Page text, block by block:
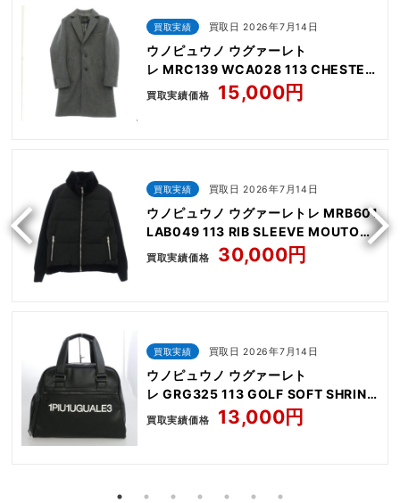
買取実績 買取日 2026年7月14日
ウノピュウノ ウグァーレト
レ MRC139 WCA028 113 CHESTER
COAT
買取実績価格 15,000円
買取実績 買取日 2026年7月14日
ウノピュウノ ウグァーレトレ MRB601
LAB049 113 RIB SLEEVE MOUTON
STAND
買取実績価格 30,000円
買取実績 買取日 2026年7月14日
ウノピュウノ ウグァーレト
レ GRG325 113 GOLF SOFT SHRINK
MID BOSTON BAG
買取実績価格 13,000円